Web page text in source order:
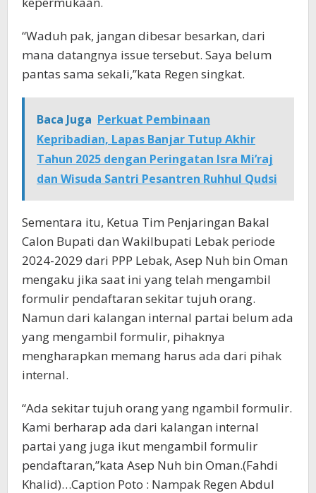
“Waduh pak, jangan dibesar besarkan, dari
mana datangnya issue tersebut. Saya belum
pantas sama sekali,”kata Regen singkat.
Baca Juga Perkuat Pembinaan
Kepribadian, Lapas Banjar Tutup Akhir
Tahun 2025 dengan Peringatan Isra Mi’raj
dan Wisuda Santri Pesantren Ruhhul Qudsi
Sementara itu, Ketua Tim Penjaringan Bakal
Calon Bupati dan Wakilbupati Lebak periode
2024-2029 dari PPP Lebak, Asep Nuh bin Oman
mengaku jika saat ini yang telah mengambil
formulir pendaftaran sekitar tujuh orang.
Namun dari kalangan internal partai belum ada
yang mengambil formulir, pihaknya
mengharapkan memang harus ada dari pihak
internal.
“Ada sekitar tujuh orang yang ngambil formulir.
Kami berharap ada dari kalangan internal
partai yang juga ikut mengambil formulir
pendaftaran,”kata Asep Nuh bin Oman.(Fahdi
Khalid)…Caption Poto : Nampak Regen Abdul